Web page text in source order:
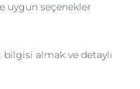
uygun seçenekler
almak ve detaylı